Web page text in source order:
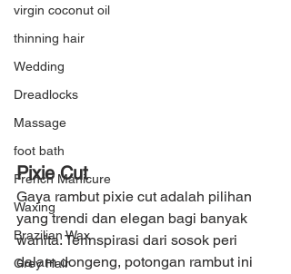
virgin coconut oil
thinning hair
Wedding
Dreadlocks
Massage
foot bath
French Manicure
Waxing
Brazilian Wax
Grey Hair
Pixie Cut
Gaya rambut pixie cut adalah pilihan
yang trendi dan elegan bagi banyak
wanita. Terinspirasi dari sosok peri
dalam dongeng, potongan rambut ini